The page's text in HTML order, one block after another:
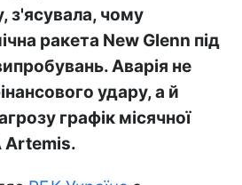
чому
ракета New Glenn під
Аварія не
удару, а й
графік місячної
Artemis.